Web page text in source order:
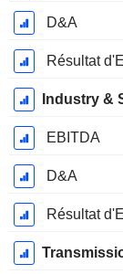
D&A
Résultat
Industry &
EBITDA
D&A
Résultat